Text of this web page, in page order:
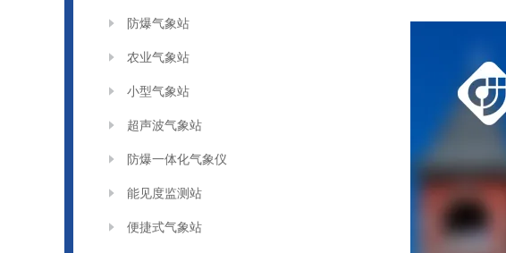
防爆气象站
农业气象站
小型气象站
超声波气象站
防爆一体化气象仪
能见度监测站
便捷式气象站